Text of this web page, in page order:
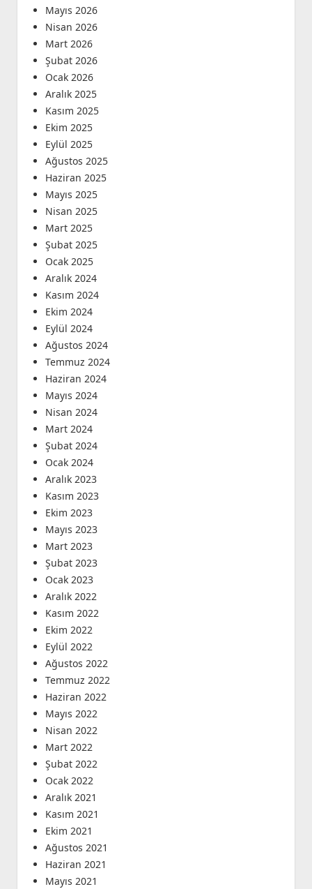
Mayıs 2026
Nisan 2026
Mart 2026
Şubat 2026
Ocak 2026
Aralık 2025
Kasım 2025
Ekim 2025
Eylül 2025
Ağustos 2025
Haziran 2025
Mayıs 2025
Nisan 2025
Mart 2025
Şubat 2025
Ocak 2025
Aralık 2024
Kasım 2024
Ekim 2024
Eylül 2024
Ağustos 2024
Temmuz 2024
Haziran 2024
Mayıs 2024
Nisan 2024
Mart 2024
Şubat 2024
Ocak 2024
Aralık 2023
Kasım 2023
Ekim 2023
Mayıs 2023
Mart 2023
Şubat 2023
Ocak 2023
Aralık 2022
Kasım 2022
Ekim 2022
Eylül 2022
Ağustos 2022
Temmuz 2022
Haziran 2022
Mayıs 2022
Nisan 2022
Mart 2022
Şubat 2022
Ocak 2022
Aralık 2021
Kasım 2021
Ekim 2021
Ağustos 2021
Haziran 2021
Mayıs 2021